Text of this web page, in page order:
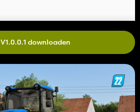
V1.0.0.1 downloaden